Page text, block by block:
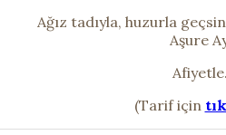
Ağız tadıyla, huzurla
Aşure
(Tarif için